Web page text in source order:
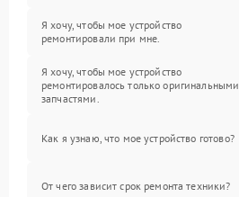
Я хочу, чтобы мое устройство
ремонтировали при мне.
Я хочу, чтобы мое устройство
ремонтировалось только оригинальными
запчастями.
Как я узнаю, что мое устройство готово?
От чего зависит срок ремонта техники?